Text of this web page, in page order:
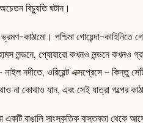
বিচ্যুতি ঘটান।
কাঠামো। পশ্চিমা গোয়েন্দা-কাহিনিতে
লন্ডনে, প্যোয়ারো কখনও লন্ডনে কখনও
নাইল নদীতে, ওরিয়েন্ট এক্সপ্রেসে - কিন্তু
না কোথাও যান, এবং সেই যাত্রা গল্পের
বাঙালি সাংস্কৃতিক বাস্তবতা থেকে